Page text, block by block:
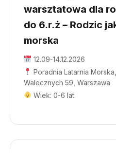
warsztatowa dla
do 6.r.ż – Rodzic
morska
12.09-14.12.2026
Poradnia Latarnia
Walecznych 59, Warszawa
Wiek: 0-6 lat